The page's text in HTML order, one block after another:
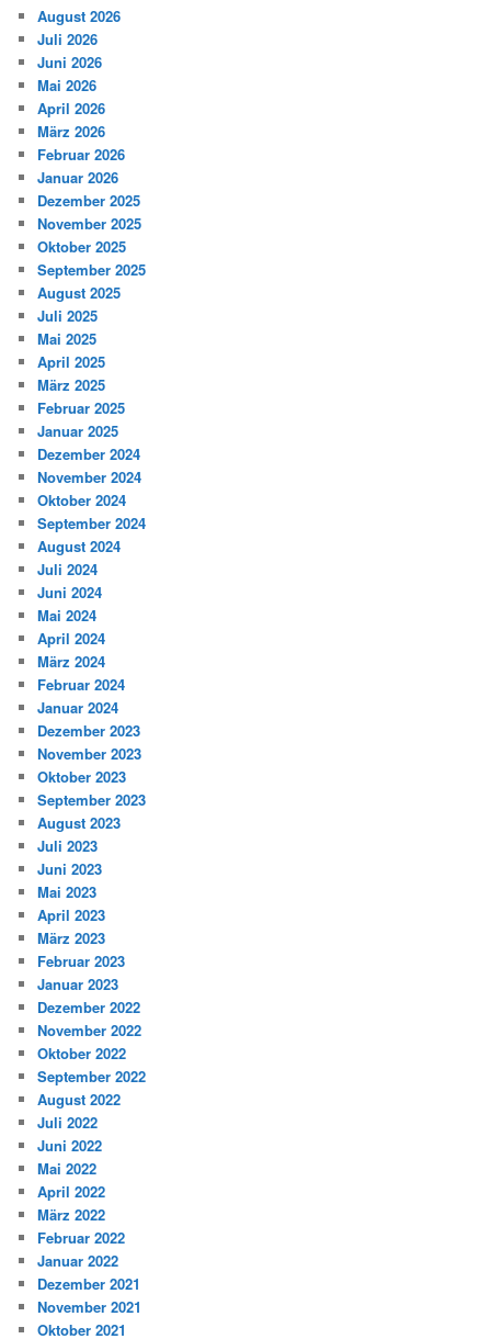
August 2026
Juli 2026
Juni 2026
Mai 2026
April 2026
März 2026
Februar 2026
Januar 2026
Dezember 2025
November 2025
Oktober 2025
September 2025
August 2025
Juli 2025
Mai 2025
April 2025
März 2025
Februar 2025
Januar 2025
Dezember 2024
November 2024
Oktober 2024
September 2024
August 2024
Juli 2024
Juni 2024
Mai 2024
April 2024
März 2024
Februar 2024
Januar 2024
Dezember 2023
November 2023
Oktober 2023
September 2023
August 2023
Juli 2023
Juni 2023
Mai 2023
April 2023
März 2023
Februar 2023
Januar 2023
Dezember 2022
November 2022
Oktober 2022
September 2022
August 2022
Juli 2022
Juni 2022
Mai 2022
April 2022
März 2022
Februar 2022
Januar 2022
Dezember 2021
November 2021
Oktober 2021